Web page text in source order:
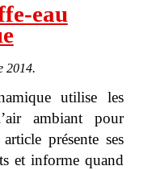
eau
2014.
utilise les
ambiant pour
présente ses
et informe quand